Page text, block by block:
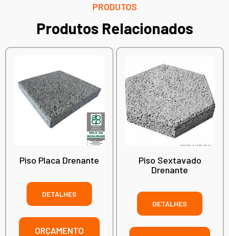
PRODUTOS
Produtos Relacionados
Piso Placa Drenante
DETALHES
ORÇAMENTO
Piso Sextavado
Drenante
DETALHES